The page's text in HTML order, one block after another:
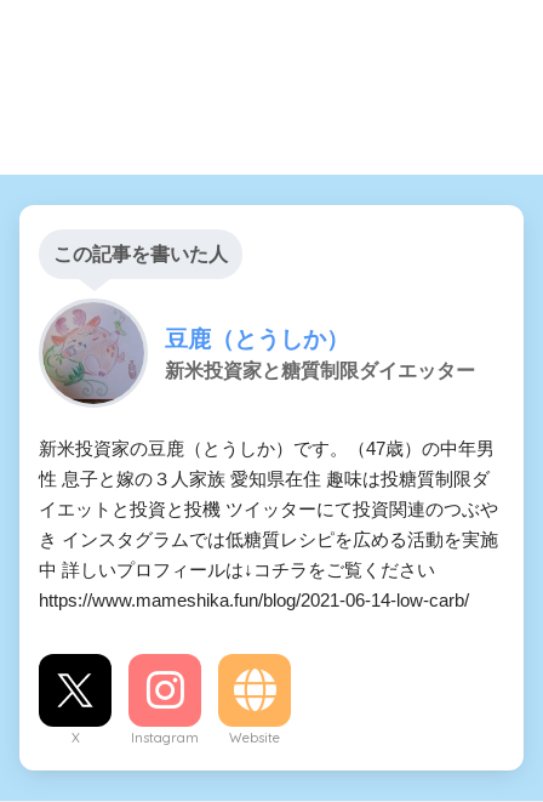
この記事を書いた人
豆鹿（とうしか）
新米投資家と糖質制限ダイエッター
新米投資家の豆鹿（とうしか）です。（47歳）の中年男
性 息子と嫁の３人家族 愛知県在住 趣味は投糖質制限ダ
イエットと投資と投機 ツイッターにて投資関連のつぶや
き インスタグラムでは低糖質レシピを広める活動を実施
中 詳しいプロフィールは↓コチラをご覧ください
https://www.mameshika.fun/blog/2021-06-14-low-carb/
X Instagram Website